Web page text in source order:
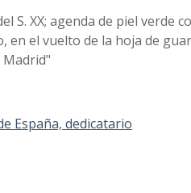
S. XX; agenda de piel verde
en el vuelto de la hoja de
Madrid"
España, dedicatario